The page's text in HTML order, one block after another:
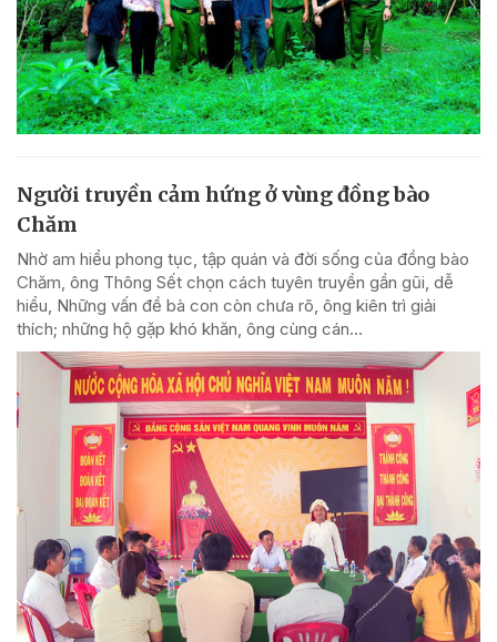
Người truyền cảm hứng ở vùng đồng bào
Chăm
Nhờ am hiểu phong tục, tập quán và đời sống của đồng bào
Chăm, ông Thông Sết chọn cách tuyên truyền gần gũi, dễ
hiểu, Những vấn đề bà con còn chưa rõ, ông kiên trì giải
thích; những hộ gặp khó khăn, ông cùng cán...